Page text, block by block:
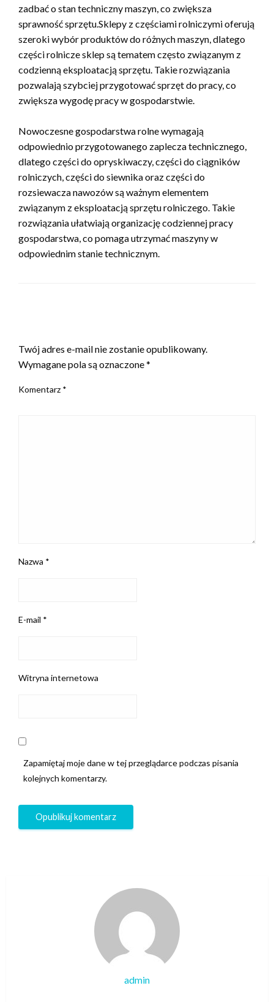
zadbać o stan techniczny maszyn, co zwiększa
sprawność sprzętu.Sklepy z częściami rolniczymi oferują
szeroki wybór produktów do różnych maszyn, dlatego
części rolnicze sklep są tematem często związanym z
codzienną eksploatacją sprzętu. Takie rozwiązania
pozwalają szybciej przygotować sprzęt do pracy, co
zwiększa wygodę pracy w gospodarstwie.
Nowoczesne gospodarstwa rolne wymagają
odpowiednio przygotowanego zaplecza technicznego,
dlatego części do opryskiwaczy, części do ciągników
rolniczych, części do siewnika oraz części do
rozsiewacza nawozów są ważnym elementem
związanym z eksploatacją sprzętu rolniczego. Takie
rozwiązania ułatwiają organizację codziennej pracy
gospodarstwa, co pomaga utrzymać maszyny w
odpowiednim stanie technicznym.
Twój adres e-mail nie zostanie opublikowany.
Wymagane pola są oznaczone*
Komentarz *
Nazwa *
E-mail *
Witryna internetowa
Zapamiętaj moje dane w tej przeglądarce podczas pisania
kolejnych komentarzy.
admin